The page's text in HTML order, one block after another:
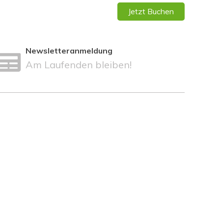
Jetzt Buchen
Newsletteranmeldung
Am Laufenden bleiben!